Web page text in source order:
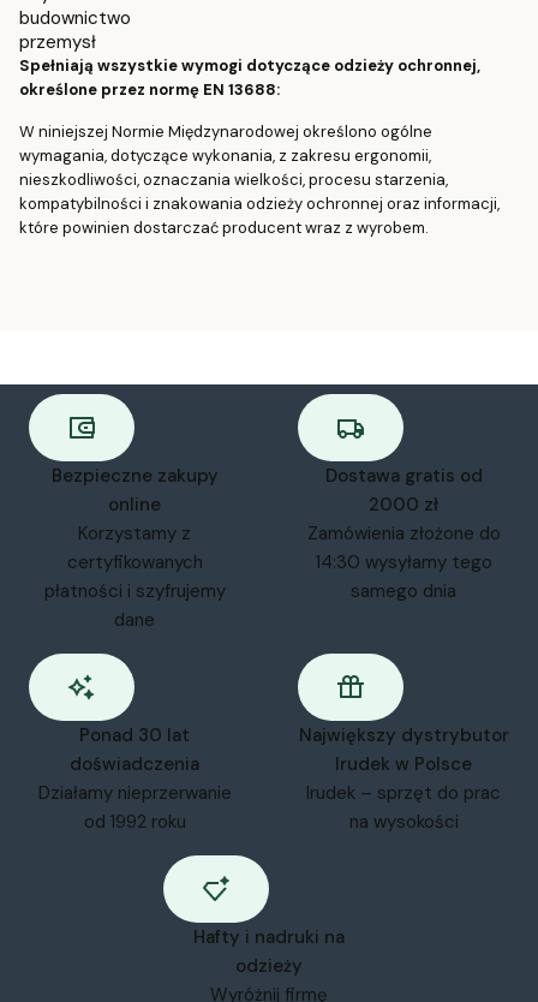
budownictwo
przemysł
Spełniają wszystkie wymogi dotyczące odzieży ochronnej,
określone przez normę EN 13688:
W niniejszej Normie Międzynarodowej określono ogólne
wymagania, dotyczące wykonania, z zakresu ergonomii,
nieszkodliwości, oznaczania wielkości, procesu starzenia,
kompatybilności i znakowania odzieży ochronnej oraz informacji,
które powinien dostarczać producent wraz z wyrobem.
Bezpieczne zakupy
online
Korzystamy z
certyfikowanych
płatności i szyfrujemy
dane
Dostawa gratis od
2000 zł
Zamówienia złożone do
14:30 wysyłamy tego
samego dnia
Ponad 30 lat
doświadczenia
Działamy nieprzerwanie
od 1992 roku
Największy dystrybutor
Irudek w Polsce
Irudek – sprzęt do prac
na wysokości
Hafty i nadruki na
odzieży
Wyróżnij firmę